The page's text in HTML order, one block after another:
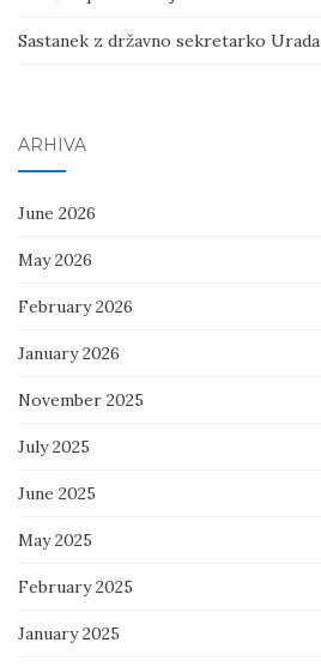
Sastanek z državno sekretarko Urada
ARHIVA
June 2026
May 2026
February 2026
January 2026
November 2025
July 2025
June 2025
May 2025
February 2025
January 2025